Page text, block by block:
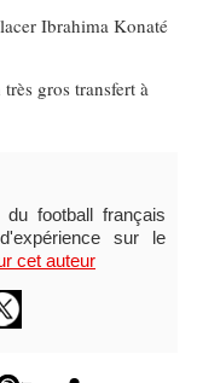
Ibrahima Konaté
gros transfert à
football français
sur le
cet auteur